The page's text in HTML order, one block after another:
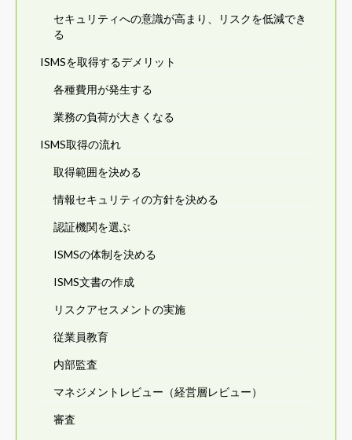
セキュリティへの意識が高まり、リスクを低減でき
る
ISMSを取得するデメリット
各種費用が発生する
業務の負荷が大きくなる
ISMS取得の流れ
取得範囲を決める
情報セキュリティの方針を決める
認証機関を選ぶ
ISMSの体制を決める
ISMS文書の作成
リスクアセスメントの実施
従業員教育
内部監査
マネジメントレビュー（経営層レビュー）
審査